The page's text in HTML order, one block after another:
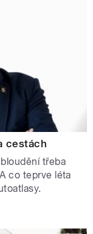
cestách
třeba
co teprve léta